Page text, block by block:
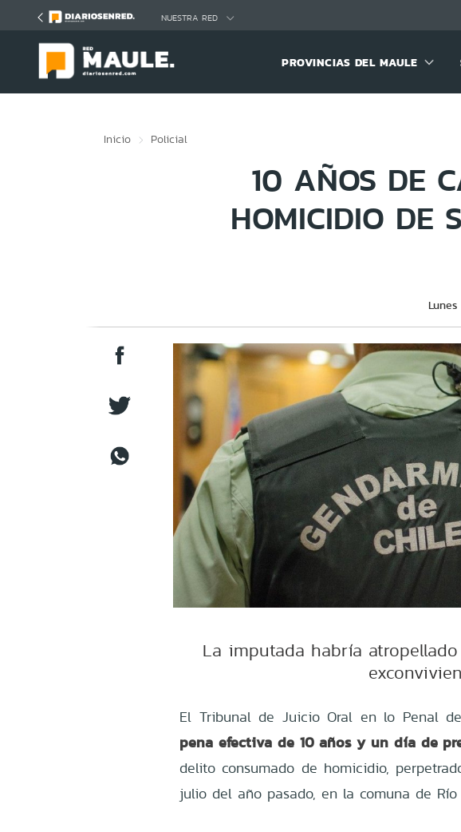
NUESTRA RED
PROVINCIAS DEL MAULE
Inicio Policial
10 AÑOS DE
HOMICIDIO DE
La imputada habría
El Tribunal de Juicio Oral en lo Penal
pena efectiva de 10 años y un día de
delito consumado de homicidio,
julio del año pasado, en la comuna de Río